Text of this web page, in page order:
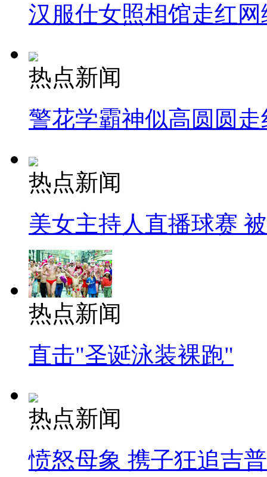
汉服仕女照相馆走红网
热点新闻
警花学霸神似高圆圆走
热点新闻
美女主持人直播球赛
热点新闻
直击"圣诞泳装裸跑"
热点新闻
愤怒母象 携子狂追吉